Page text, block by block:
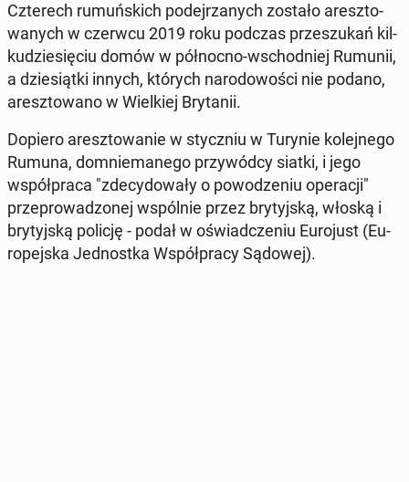
Czte­rech ru­muń­skich po­dej­rza­nych zostało aresz­to­
wa­nych w czerwcu 2019 roku podczas prze­szu­kań kil­
ku­dzie­się­ciu domów w pół­noc­no-wschod­niej Rumunii,
a dzie­siąt­ki innych, których na­ro­do­wo­ści nie podano,
aresz­to­wa­no w Wiel­kiej Bry­ta­nii.
Dopiero aresz­to­wa­nie w stycz­niu w Turynie ko­lej­ne­go
Rumuna, do­mnie­ma­ne­go przy­wód­cy siatki, i jego
współ­pra­ca "zde­cy­do­wa­ły o po­wo­dze­niu ope­ra­cji"
prze­pro­wa­dzo­nej wspól­nie przez bry­tyj­ską, włoską i
bry­tyj­ską policję - podał w oświad­cze­niu Eu­ro­just (Eu­
ro­pej­ska Jed­nost­ka Współ­pra­cy Sądowej).